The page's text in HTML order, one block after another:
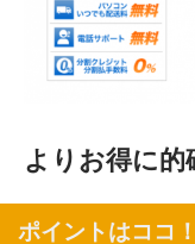
よりお得に的